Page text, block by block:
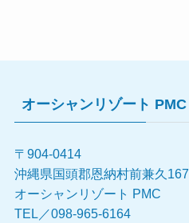
オーシャンリゾート PMC
〒904-0414
沖縄県国頭郡恩納村前兼久167
オーシャンリゾート PMC
TEL／098-965-6164